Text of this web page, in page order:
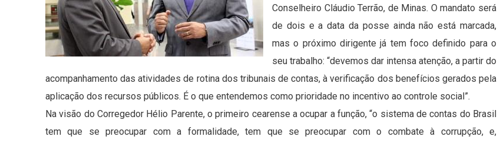
Conselheiro Cláudio Terrão, de Minas. O mandato será
de dois e a data da posse ainda não está marcada,
mas o próximo dirigente já tem foco definido para o
seu trabalho: “devemos dar intensa atenção, a partir do
acompanhamento das atividades de rotina dos tribunais de contas, à verificação dos benefícios gerados pela
aplicação dos recursos públicos. É o que entendemos como prioridade no incentivo ao controle social”.
Na visão do Corregedor Hélio Parente, o primeiro cearense a ocupar a função, “o sistema de contas do Brasil
tem que se preocupar com a formalidade, tem que se preocupar com o combate à corrupção, e,